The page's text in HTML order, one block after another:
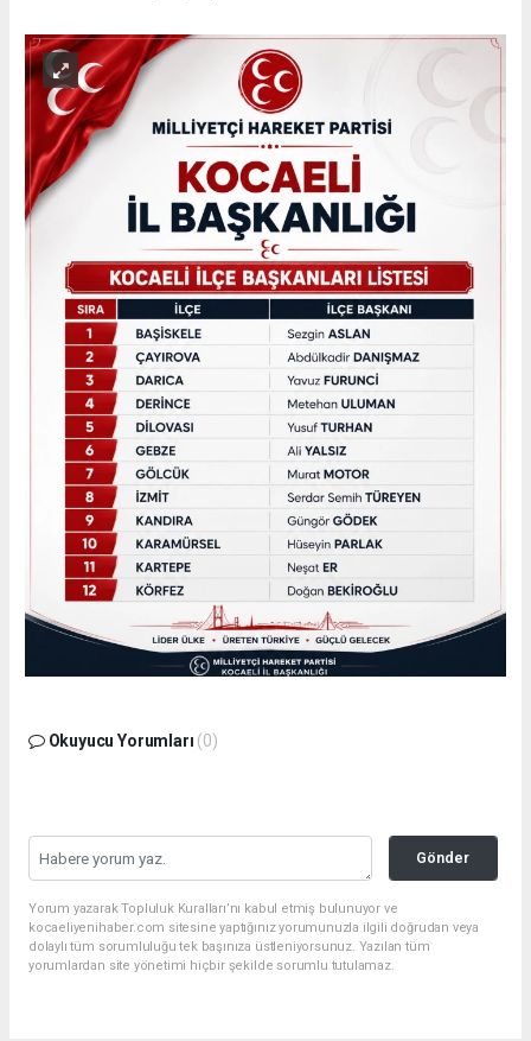
Okuyucu Yorumları (0)
Gönder
Yorum yazarak Topluluk Kuralları’nı kabul etmiş bulunuyor ve
kocaeliyenihaber.com sitesine yaptığınız yorumunuzla ilgili doğrudan veya
dolaylı tüm sorumluluğu tek başınıza üstleniyorsunuz. Yazılan tüm
yorumlardan site yönetimi hiçbir şekilde sorumlu tutulamaz.